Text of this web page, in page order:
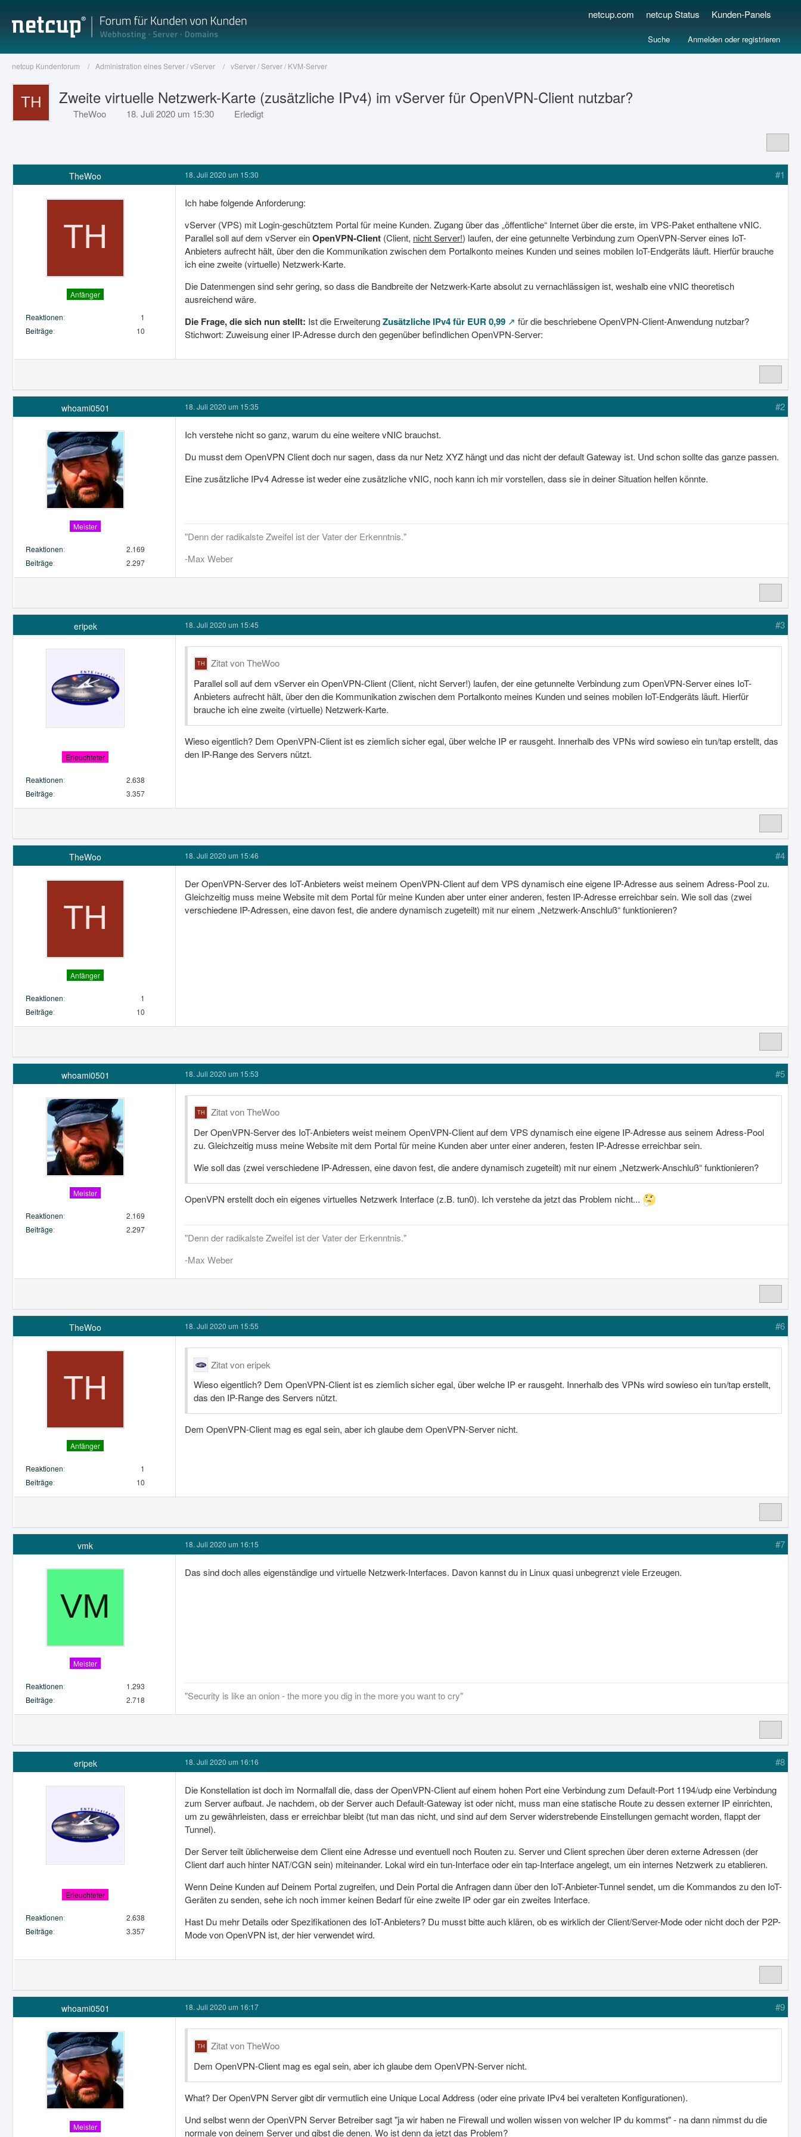
netcup.com netcup Status Kunden-Panels
Anmelden oder registrieren
Suche
netcup Kundenforum Administration eines Server / vServer vServer / Server / KVM-Server
Zweite virtuelle Netzwerk-Karte (zusätzliche IPv4) im vServer für OpenVPN-Client nutzbar?
TheWoo 18. Juli 2020 um 15:30 Erledigt
TheWoo
Anfänger
Reaktionen
1
Beiträge
10
18. Juli 2020 um 15:30 #1
Ich habe folgende Anforderung:
vServer (VPS) mit Login-geschütztem Portal für meine Kunden. Zugang über das „öffentliche“ Internet über die erste, im VPS-Paket enthaltene vNIC.
Parallel soll auf dem vServer einOpenVPN-Client (Client, nicht Server!) laufen, der eine getunnelte Verbindung zum OpenVPN-Server eines IoT-
Anbieters aufrecht hält, über den die Kommunikation zwischen dem Portalkonto meines Kunden und seines mobilen IoT-Endgeräts läuft. Hierfür brauche
ich eine zweite (virtuelle) Netzwerk-Karte.
Die Datenmengen sind sehr gering, so dass die Bandbreite der Netzwerk-Karte absolut zu vernachlässigen ist, weshalb eine vNIC theoretisch
ausreichend wäre.
Die Frage, die sich nun stellt: Ist die ErweiterungZusätzliche IPv4 für EUR 0,99
für die beschriebene OpenVPN-Client-Anwendung nutzbar?
Stichwort: Zuweisung einer IP-Adresse durch den gegenüber befindlichen OpenVPN-Server:
whoami0501
Meister
Reaktionen
2.169
Beiträge
2.297
18. Juli 2020 um 15:35 #2
Ich verstehe nicht so ganz, warum du eine weitere vNIC brauchst.
Du musst dem OpenVPN Client doch nur sagen, dass da nur Netz XYZ hängt und das nicht der default Gateway ist. Und schon sollte das ganze passen.
Eine zusätzliche IPv4 Adresse ist weder eine zusätzliche vNIC, noch kann ich mir vorstellen, dass sie in deiner Situation helfen könnte.
"Denn der radikalste Zweifel ist der Vater der Erkenntnis."
-Max Weber
eripek
Erleuchteter
Reaktionen
2.638
Beiträge
3.357
18. Juli 2020 um 15:45 #3
Zitat von TheWoo
Parallel soll auf dem vServer ein OpenVPN-Client (Client, nicht Server!) laufen, der eine getunnelte Verbindung zum OpenVPN-Server eines IoT-
Anbieters aufrecht hält, über den die Kommunikation zwischen dem Portalkonto meines Kunden und seines mobilen IoT-Endgeräts läuft. Hierfür
brauche ich eine zweite (virtuelle) Netzwerk-Karte.
Wieso eigentlich? Dem OpenVPN-Client ist es ziemlich sicher egal, über welche IP er rausgeht. Innerhalb des VPNs wird sowieso ein tun/tap erstellt, das
den IP-Range des Servers nützt.
TheWoo
Anfänger
Reaktionen
1
Beiträge
10
18. Juli 2020 um 15:46 #4
Der OpenVPN-Server des IoT-Anbieters weist meinem OpenVPN-Client auf dem VPS dynamisch eine eigene IP-Adresse aus seinem Adress-Pool zu.
Gleichzeitig muss meine Website mit dem Portal für meine Kunden aber unter einer anderen, festen IP-Adresse erreichbar sein. Wie soll das (zwei
verschiedene IP-Adressen, eine davon fest, die andere dynamisch zugeteilt) mit nur einem „Netzwerk-Anschluß“ funktionieren?
whoami0501
Meister
Reaktionen
2.169
Beiträge
2.297
18. Juli 2020 um 15:53 #5
Zitat von TheWoo
Der OpenVPN-Server des IoT-Anbieters weist meinem OpenVPN-Client auf dem VPS dynamisch eine eigene IP-Adresse aus seinem Adress-Pool
zu. Gleichzeitig muss meine Website mit dem Portal für meine Kunden aber unter einer anderen, festen IP-Adresse erreichbar sein.
Wie soll das (zwei verschiedene IP-Adressen, eine davon fest, die andere dynamisch zugeteilt) mit nur einem „Netzwerk-Anschluß“ funktionieren?
OpenVPN erstellt doch ein eigenes virtuelles Netzwerk Interface (z.B. tun0). Ich verstehe da jetzt das Problem nicht...
"Denn der radikalste Zweifel ist der Vater der Erkenntnis."
-Max Weber
TheWoo
Anfänger
Reaktionen
1
Beiträge
10
18. Juli 2020 um 15:55 #6
Zitat von eripek
Wieso eigentlich? Dem OpenVPN-Client ist es ziemlich sicher egal, über welche IP er rausgeht. Innerhalb des VPNs wird sowieso ein tun/tap erstellt,
das den IP-Range des Servers nützt.
Dem OpenVPN-Client mag es egal sein, aber ich glaube dem OpenVPN-Server nicht.
vmk
Meister
Reaktionen
1.293
Beiträge
2.718
18. Juli 2020 um 16:15 #7
Das sind doch alles eigenständige und virtuelle Netzwerk-Interfaces. Davon kannst du in Linux quasi unbegrenzt viele Erzeugen.
"Security is like an onion - the more you dig in the more you want to cry"
eripek
Erleuchteter
Reaktionen
2.638
Beiträge
3.357
18. Juli 2020 um 16:16 #8
Die Konstellation ist doch im Normalfall die, dass der OpenVPN-Client auf einem hohen Port eine Verbindung zum Default-Port 1194/udp eine Verbindung
zum Server aufbaut. Je nachdem, ob der Server auch Default-Gateway ist oder nicht, muss man eine statische Route zu dessen externer IP einrichten,
um zu gewährleisten, dass er erreichbar bleibt (tut man das nicht, und sind auf dem Server widerstrebende Einstellungen gemacht worden, flappt der
Tunnel).
Der Server teilt üblicherweise dem Client eine Adresse und eventuell noch Routen zu. Server und Client sprechen über deren externe Adressen (der
Client darf auch hinter NAT/CGN sein) miteinander. Lokal wird ein tun-Interface oder ein tap-Interface angelegt, um ein internes Netzwerk zu etablieren.
Wenn Deine Kunden auf Deinem Portal zugreifen, und Dein Portal die Anfragen dann über den IoT-Anbieter-Tunnel sendet, um die Kommandos zu den IoT-
Geräten zu senden, sehe ich noch immer keinen Bedarf für eine zweite IP oder gar ein zweites Interface.
Hast Du mehr Details oder Spezifikationen des IoT-Anbieters? Du musst bitte auch klären, ob es wirklich der Client/Server-Mode oder nicht doch der P2P-
Mode von OpenVPN ist, der hier verwendet wird.
whoami0501
Meister
18. Juli 2020 um 16:17 #9
Zitat von TheWoo
Dem OpenVPN-Client mag es egal sein, aber ich glaube dem OpenVPN-Server nicht.
What? Der OpenVPN Server gibt dir vermutlich eine Unique Local Address (oder eine private IPv4 bei veralteten Konfigurationen).
Und selbst wenn der OpenVPN Server Betreiber sagt "ja wir haben ne Firewall und wollen wissen von welcher IP du kommst" - na dann nimmst du die
normale von deinem Server und gibst die denen. Wo ist denn da jetzt das Problem?